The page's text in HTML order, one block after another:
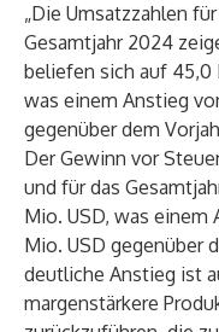
„Die Umsatzzahlen
Gesamtjahr 2024
beliefen sich auf 45,0
was einem Anstieg
gegenüber dem
Der Gewinn vor
und für das
Mio. USD, was einem
Mio. USD gegenüber
deutliche Anstieg ist
margenstärkere